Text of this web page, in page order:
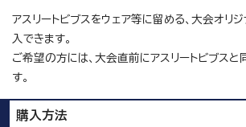
アスリートビブスをウェア等に留める、大会オリ
入できます。
ご希望の方には、大会直前にアスリートビブスと
す。
購入方法